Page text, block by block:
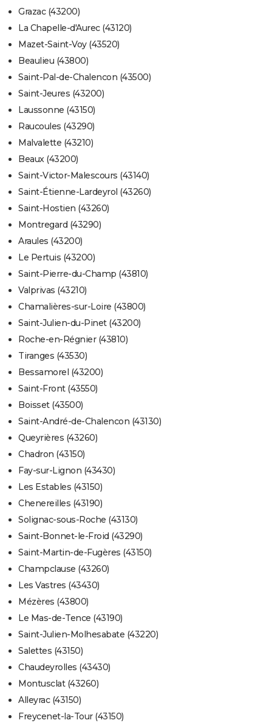
Grazac (43200)
La Chapelle-d'Aurec (43120)
Mazet-Saint-Voy (43520)
Beaulieu (43800)
Saint-Pal-de-Chalencon (43500)
Saint-Jeures (43200)
Laussonne (43150)
Raucoules (43290)
Malvalette (43210)
Beaux (43200)
Saint-Victor-Malescours (43140)
Saint-Étienne-Lardeyrol (43260)
Saint-Hostien (43260)
Montregard (43290)
Araules (43200)
Le Pertuis (43200)
Saint-Pierre-du-Champ (43810)
Valprivas (43210)
Chamalières-sur-Loire (43800)
Saint-Julien-du-Pinet (43200)
Roche-en-Régnier (43810)
Tiranges (43530)
Bessamorel (43200)
Saint-Front (43550)
Boisset (43500)
Saint-André-de-Chalencon (43130)
Queyrières (43260)
Chadron (43150)
Fay-sur-Lignon (43430)
Les Estables (43150)
Chenereilles (43190)
Solignac-sous-Roche (43130)
Saint-Bonnet-le-Froid (43290)
Saint-Martin-de-Fugères (43150)
Champclause (43260)
Les Vastres (43430)
Mézères (43800)
Le Mas-de-Tence (43190)
Saint-Julien-Molhesabate (43220)
Salettes (43150)
Chaudeyrolles (43430)
Montusclat (43260)
Alleyrac (43150)
Freycenet-la-Tour (43150)